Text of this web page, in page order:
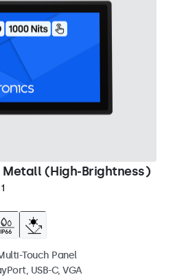
Metall (High-Brightness)
Touch Panel
USB-C, VGA